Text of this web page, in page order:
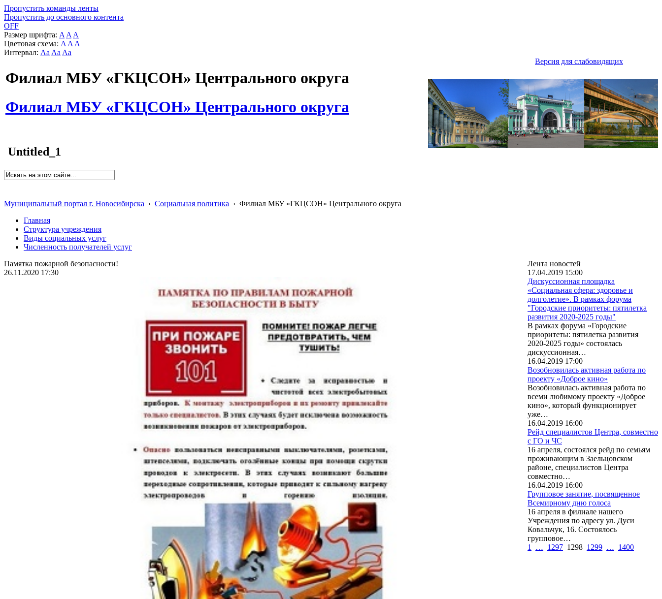
Пропустить команды ленты
Пропустить до основного контента
OFF
Размер шрифта: A A A
Цветовая схема: A A A
Интервал: Aa Aa Aa
Версия для слабовидящих
Филиал МБУ «ГКЦСОН» Центрального округа
Филиал МБУ «ГКЦСОН» Центрального округа
Untitled_1
Муниципальный портал г. Новосибирска › Социальная политика › Филиал МБУ «ГКЦСОН» Центрального округа
Главная
Структура учреждения
Виды социальных услуг
Численность получателей услуг
Памятка пожарной безопасности!
26.11.2020 17:30
Лента новостей
17.04.2019 15:00
Дискуссионная площадка
«Социальная сфера: здоровье и
долголетие». В рамках форума
"Городские приоритеты: пятилетка
развития 2020-2025 годы"
В рамках форума «Городские
приоритеты: пятилетка развития
2020-2025 годы» состоялась
дискуссионная…
16.04.2019 17:00
Возобновилась активная работа по
проекту «Доброе кино»
Возобновилась активная работа по
всеми любимому проекту «Доброе
кино», который функционирует
уже…
16.04.2019 16:00
Рейд специалистов Центра, совместно
с ГО и ЧС
16 апреля, состоялся рейд по семьям
проживающим в Заельцовском
районе, специалистов Центра
совместно…
16.04.2019 16:00
Групповое занятие, посвященное
Всемирному дню голоса
16 апреля в филиале нашего
Учреждения по адресу ул. Дуси
Ковальчук, 16. Состоялось
групповое…
1
… 1297 1298 1299 … 1400